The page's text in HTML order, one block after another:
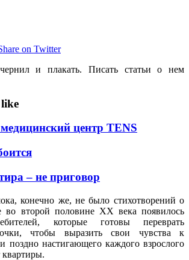
on Twitter
и плакать. Писать статьи о нем
центр TENS
– не приговор
конечно же, не было стихотворений о
во второй половине ХХ века появилось
которые готовы переврать
чтобы выразить свои чувства к
поздно настигающего каждого взрослого
квартиры.